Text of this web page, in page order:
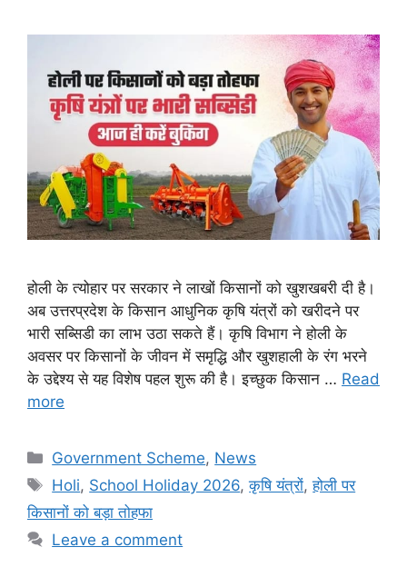
होली के त्योहार पर सरकार ने लाखों किसानों को खुशखबरी दी है।
अब उत्तरप्रदेश के किसान आधुनिक कृषि यंत्रों को खरीदने पर
भारी सब्सिडी का लाभ उठा सकते हैं। कृषि विभाग ने होली के
अवसर पर किसानों के जीवन में समृद्धि और खुशहाली के रंग भरने
के उद्देश्य से यह विशेष पहल शुरू की है। इच्छुक किसान … Read
more
Categories
Government Scheme, News
Tags
Holi, School Holiday 2026,कृषि यंत्रों,होली पर
किसानों को बड़ा तोहफा
Leave a comment